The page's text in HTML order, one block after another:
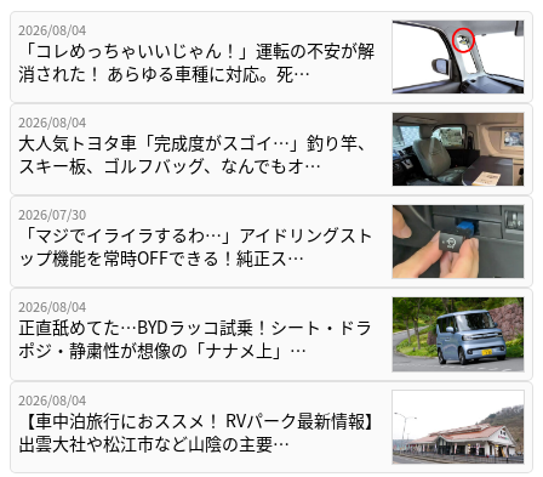
2026/08/04
「コレめっちゃいいじゃん！」運転の不安が解
消された！ あらゆる車種に対応。死…
2026/08/04
大人気トヨタ車「完成度がスゴイ…」釣り竿、
スキー板、ゴルフバッグ、なんでもオ…
2026/07/30
「マジでイライラするわ…」アイドリングスト
ップ機能を常時OFFできる！純正ス…
2026/08/04
正直舐めてた…BYDラッコ試乗！シート・ドラ
ポジ・静粛性が想像の「ナナメ上」…
2026/08/04
【車中泊旅行におススメ！ RVパーク最新情報】
出雲大社や松江市など山陰の主要…